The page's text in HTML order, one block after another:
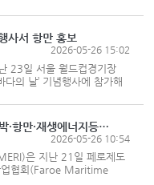
일 밝혔다. IGC코드는 LNG
설비 등...
사서 항만 홍보
2026-05-26 15:02
23일 서울 월드컵경기장
의 날’ 기념행사에 참가해
영했다. 또 QR코드를
조선기자재硏, 페로제도와 선박·항만·재생에너지등서 협력 확대
2026-05-26 10:54
은 지난 21일 페로제도
업협회(Faroe Maritime